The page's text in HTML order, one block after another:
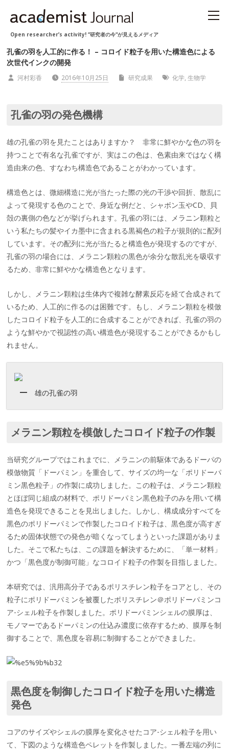
Open researcher’s activity! “研究者の今“が見えるメディア
孔雀の羽を人工的に作る！ – コロイド粒子を用いた構造色による
次世代インクの開発
河村彩香 2016年10月25日 研究成果 化学, 生物学
孔雀の羽の発色機構
雄の孔雀の羽を見たことはありますか？ 非常に鮮やかな色の羽を
持つことで有名な孔雀ですが、実はこの色は、色素由来ではなく構
造由来の色、すなわち構造色であることがわかっています。
構造色とは、微細構造に光が当たった際の光の干渉や回折、散乱に
よって発現する色のことで、身近な例だと、シャボン玉やCD、貝
殻の裏側の色などが挙げられます。孔雀の羽には、メラニン顆粒と
いう私たちの髪やイカ墨中に含まれる黒褐色の粒子が規則的に配列
しています。その配列に光が当たると構造色が発現するのですが、
孔雀の羽の場合には、メラニン顆粒の黒色が余分な散乱光を吸収す
るため、非常に鮮やかな構造色となります。
しかし、メラニン顆粒は生体内で複雑な酵素反応を経て合成されて
いるため、人工的に作るのは困難です。もし、メラニン顆粒を模倣
したコロイド粒子を人工的に合成することができれば、孔雀の羽の
ような鮮やかで視認性の高い構造色が発現することができるかもし
れません。
雄の孔雀の羽
メラニン顆粒を模倣したコロイド粒子の作製
当研究グループではこれまでに、メラニンの前駆体であるドーパの
模倣物質「ドーパミン」を重合して、サイズの均一な「ポリドーパ
ミン黒色粒子」の作製に成功しました。この粒子は、メラニン顆粒
とほぼ同じ組成の材料で、ポリドーパミン黒色粒子のみを用いて構
造色を発現できることを見出しました。しかし、構成成分すべてを
黒色のポリドーパミンで作製したコロイド粒子は、黒色度が高すぎ
るため固体状態での発色が暗くなってしまうといった課題がありま
した。そこで私たちは、この課題を解決するために、「単一材料」
かつ「黒色度が制御可能」なコロイド粒子の作製を目指しました。
本研究では、汎用高分子であるポリスチレン粒子をコアとし、その
粒子にポリドーパミンを被覆したポリスチレン＠ポリドーパミンコ
ア-シェル粒子を作製しました。ポリドーパミンシェルの膜厚は、
モノマーであるドーパミンの仕込み濃度に依存するため、膜厚を制
御することで、黒色度を容易に制御することができました。
黒色度を制御したコロイド粒子を用いた構造
発色
コアのサイズやシェルの膜厚を変化させたコア-シェル粒子を用い
て、下図のような構造色ペレットを作製しました。一番左端の列に